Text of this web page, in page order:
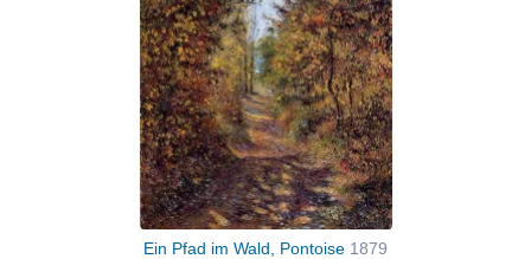
Ein Pfad im Wald, Pontoise 1879